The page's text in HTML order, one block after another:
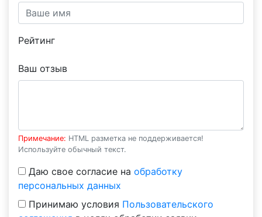
Рейтинг
Ваш отзыв
Примечание: HTML разметка не поддерживается!
Используйте обычный текст.
Даю свое согласие на обработку
персональных данных
Принимаю условия Пользовательского